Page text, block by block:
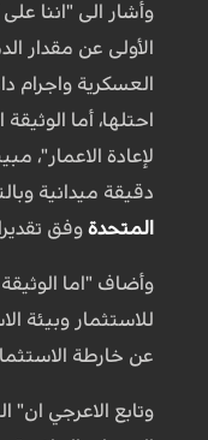
وأشار الى "اننا
الأولى عن مقدار
العسكرية
احتلها، أما
لإعادة الاعمار"،
دقيقة ميدانية
المتحدةوفق
وأضاف "اما
للاستثمار وبيئة
عن خارطة
وتابع الاعرجي ان"